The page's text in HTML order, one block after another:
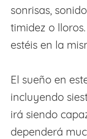
sonrisas,
timidez o
estéis en la
El sueño en
incluyendo
irá siendo
dependerá